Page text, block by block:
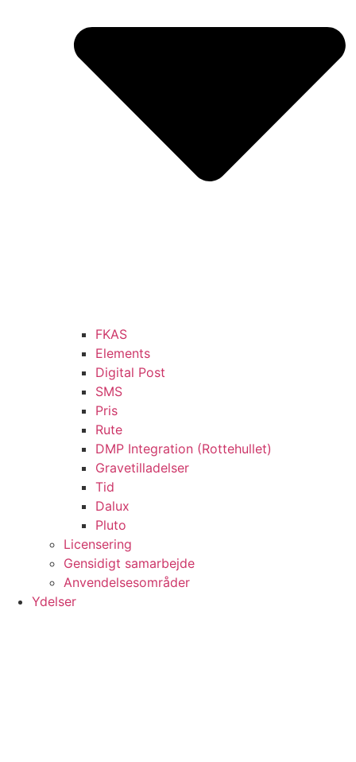
FKAS
Elements
Digital Post
SMS
Pris
Rute
DMP Integration (Rottehullet)
Gravetilladelser
Tid
Dalux
Pluto
Licensering
Gensidigt samarbejde
Anvendelsesområder
Ydelser